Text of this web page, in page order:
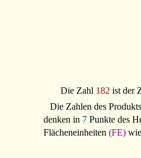
Die Zahl 182 ist der
Die Zahlen des Produkts
denken in 7 Punkte des
Flächeneinheiten(FE)